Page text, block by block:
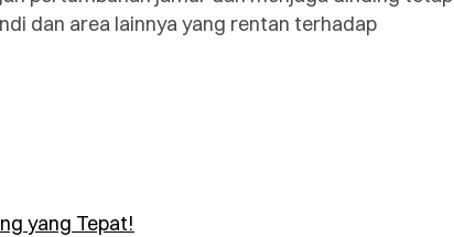
dan area lainnya yang rentan terhadap
yang Tepat!